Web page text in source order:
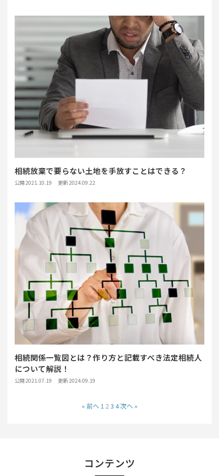
相続放棄で要らない土地を手放すことはできる？
公開 2021.10.19 更新 2024.09.22
相続関係一覧図とは？作り方と記載すべき法定相続人
について解説！
公開 2021.07.19 更新 2024.09.19
« 前へ 1 23 4次へ »
コンテンツ